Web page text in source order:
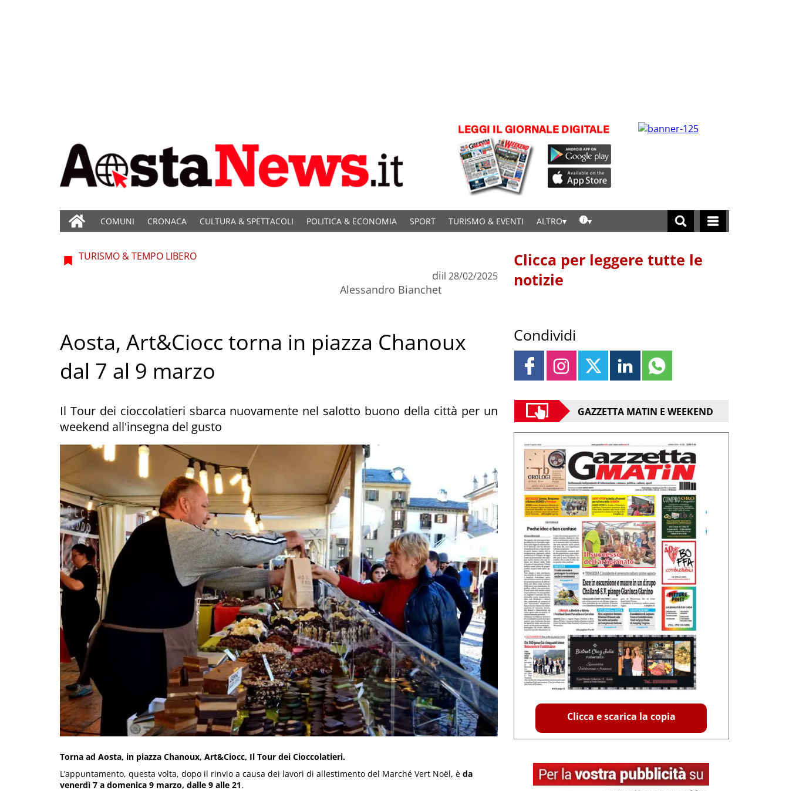
COMUNI CRONACA CULTURA & SPETTACOLI POLITICA & ECONOMIA SPORT TURISMO & EVENTI ALTRO
TURISMO & TEMPO LIBERO
di
Alessandro Bianchet
il 28/02/2025
Aosta, Art&Ciocc torna in piazza Chanoux
dal 7 al 9 marzo
Il Tour dei cioccolatieri sbarca nuovamente nel salotto buono della città per un
weekend all'insegna del gusto
Torna ad Aosta, in piazza Chanoux, Art&Ciocc, Il Tour dei Cioccolatieri.
L’appuntamento, questa volta, dopo il rinvio a causa dei lavori di allestimento del Marché Vert Noël, è da
venerdì 7 a domenica 9 marzo, dalle 9 alle 21.
Clicca per leggere tutte le
notizie
Condividi
GAZZETTA MATIN E WEEKEND
Clicca e scarica la copia